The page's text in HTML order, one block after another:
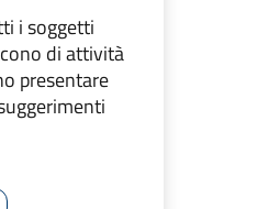
i soggetti
di attività
presentare